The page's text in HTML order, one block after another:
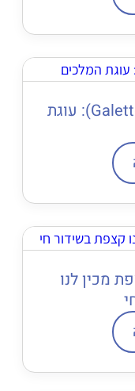
גאלט דה רואה (Galette des Rois): עוגת
מכין לנו